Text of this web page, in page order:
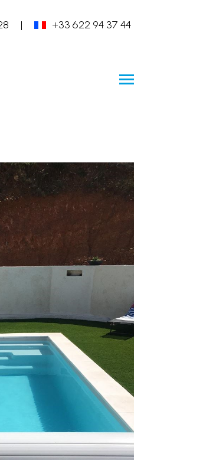
| +33 622 94 37 44